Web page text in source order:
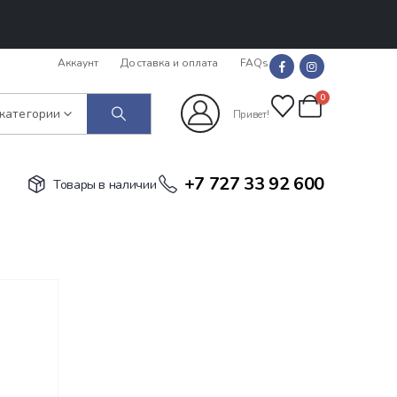
Аккаунт Доставка и оплата FAQs
Привет!
0
Товары в наличии +7 727 33 92 600